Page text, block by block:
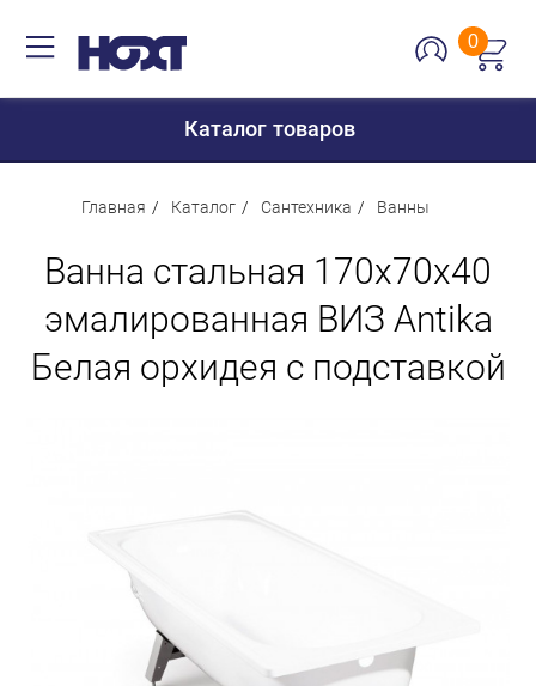
0
Каталог товаров
Для дома
Для кухни
Сантехника
Бытовая техника
Обувь для дома и дачи
Главная Каталог Сантехника Ванны
Ванна стальная 170х70х40
эмалированная ВИЗ Antika
Белая орхидея с подставкой